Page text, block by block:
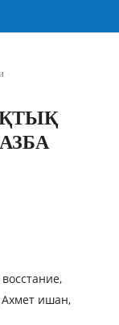
ишан,